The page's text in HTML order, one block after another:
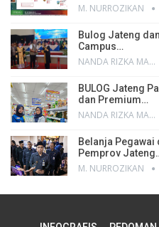
M. NURROZIKAN
Bulog Jateng
Campus…
NANDA RIZKA MAHENDRA
BULOG Jateng
dan Premium…
NANDA RIZKA MAHENDRA
Belanja Pegawai
Pemprov
M. NURROZIKAN